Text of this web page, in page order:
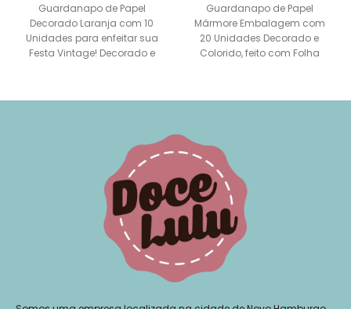
Guardanapo de Papel
Decorado Laranja com 10
Unidades para enfeitar sua
Festa Vintage! Decorado e
Guardanapo de Papel
Mármore Embalagem com
20 Unidades Decorado e
Colorido, feito com Folha